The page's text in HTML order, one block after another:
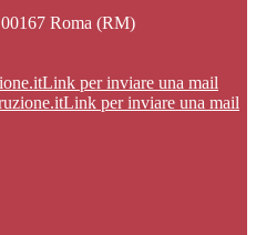
Roma (RM)
Link per inviare una mail
Link per inviare una mail